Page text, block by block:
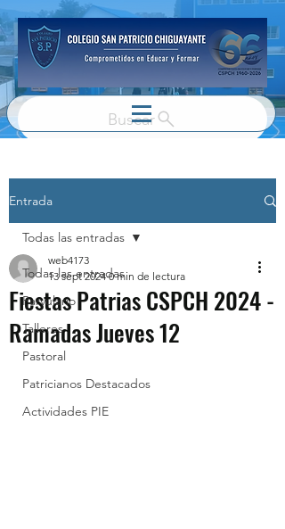
Buscar
Entrada
Todas las entradas
Parvulario
Talleres
Pastoral
Patricianos Destacados
Actividades PIE
Todas las entradas
Fiestas Patrias CSPCH 2024 -
Ramadas Jueves 12
web4173
13 sept 2024 0 min de lectura